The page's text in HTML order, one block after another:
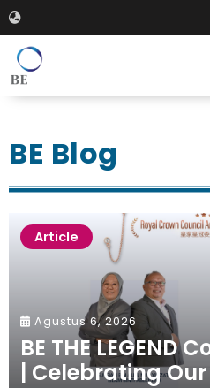
BE Blog
Article
Agustus 6, 2026
BE THE LEGEND
| Celebrating